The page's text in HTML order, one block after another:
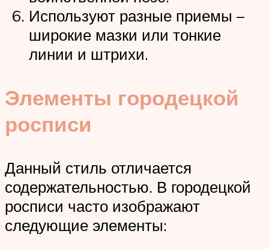
Используют разные приемы –
широкие мазки или тонкие
линии и штрихи.
Элементы городецкой
росписи
Данный стиль отличается
содержательностью. В городецкой
росписи часто изображают
следующие элементы: